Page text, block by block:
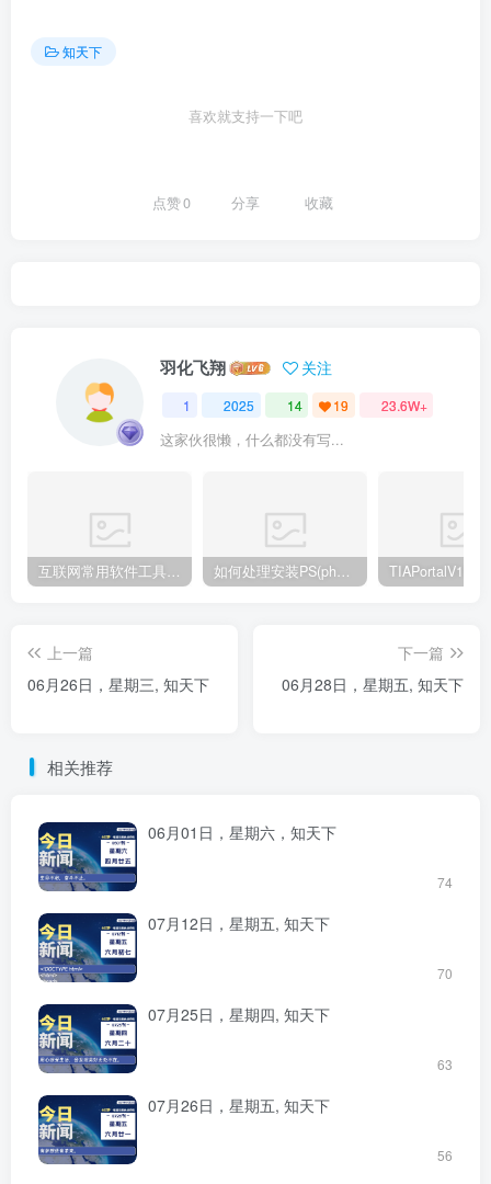
知天下
喜欢就支持一下吧
点赞0 分享 收藏
羽化飞翔 关注
1 2025 14 19 23.6W+
这家伙很懒，什么都没有写...
互联网常用软件工具资源汇总贴 如何处理安装PS(photoshop cc2018) 时，提示系统或者IE浏览器需要升级
上一篇
06月26日，星期三, 知天下
下一篇
06月28日，星期五, 知天下
相关推荐
06月01日，星期六，知天下
74
07月12日，星期五, 知天下
70
07月25日，星期四, 知天下
63
07月26日，星期五, 知天下
56